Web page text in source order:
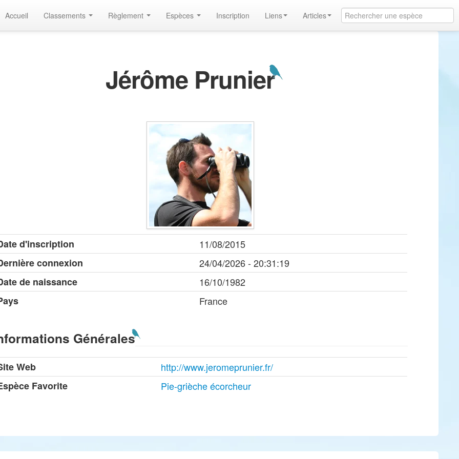
Accueil Classements Règlement Espèces Inscription Liens Articles
Jérôme Prunier
d'inscription
11/08/2015
connexion
24/04/2026 - 20:31:19
de naissance
16/10/1982
France
Générales
Web
http://www.jeromeprunier.fr/
Favorite
Pie-grièche écorcheur